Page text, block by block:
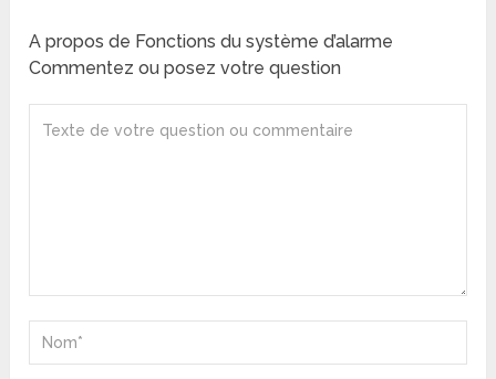
A propos de Fonctions du système d’alarme
Commentez ou posez votre question